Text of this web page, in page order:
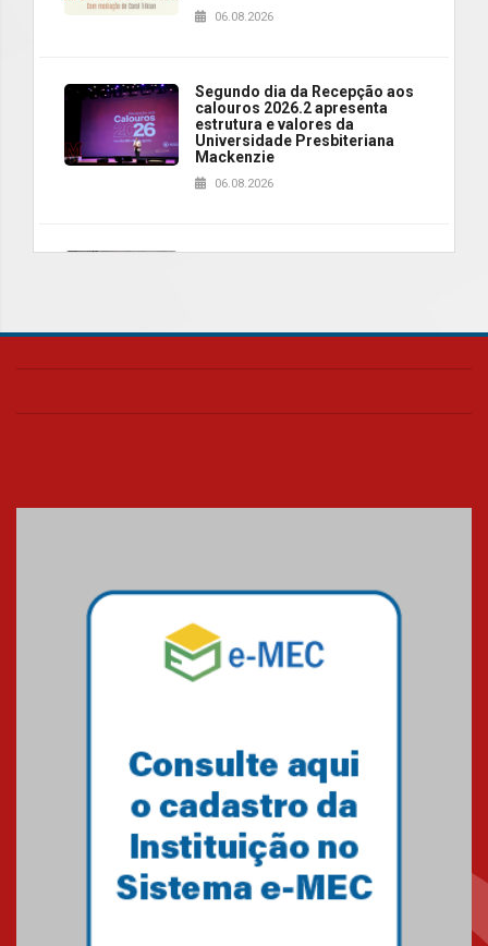
06.08.2026
Segundo dia da Recepção aos
calouros 2026.2 apresenta
estrutura e valores da
Universidade Presbiteriana
Mackenzie
06.08.2026
realizará nova edição da Feira
04.08.2026
Mackenzie recepciona os
calouros do segundo semestre
Como o Colégio Mackenzie
Brasília prepara seus
estudantes para o PAS antes
mesmo do Ensino Médio